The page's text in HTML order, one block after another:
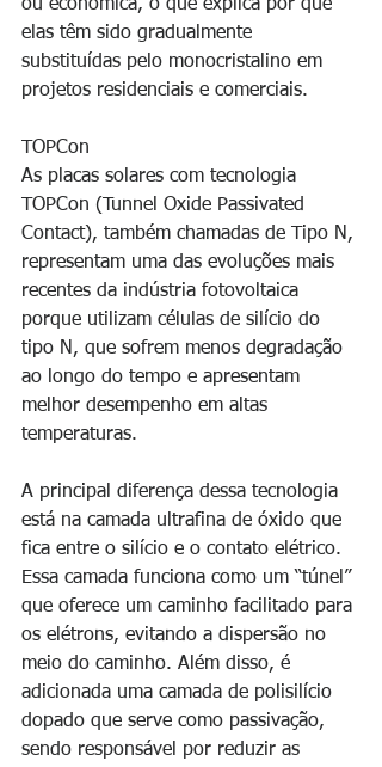
ou econômica, o que explica por que
elas têm sido gradualmente
substituídas pelo monocristalino em
projetos residenciais e comerciais.
TOPCon
As placas solares com tecnologia
TOPCon (Tunnel Oxide Passivated
Contact), também chamadas de Tipo N,
representam uma das evoluções mais
recentes da indústria fotovoltaica
porque utilizam células de silício do
tipo N, que sofrem menos degradação
ao longo do tempo e apresentam
melhor desempenho em altas
temperaturas.
A principal diferença dessa tecnologia
está na camada ultrafina de óxido que
fica entre o silício e o contato elétrico.
Essa camada funciona como um “túnel”
que oferece um caminho facilitado para
os elétrons, evitando a dispersão no
meio do caminho. Além disso, é
adicionada uma camada de polisilício
dopado que serve como passivação,
sendo responsável por reduzir as